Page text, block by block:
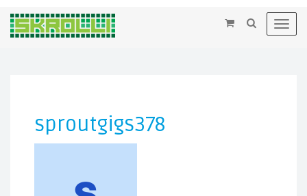
×
sproutgigs378